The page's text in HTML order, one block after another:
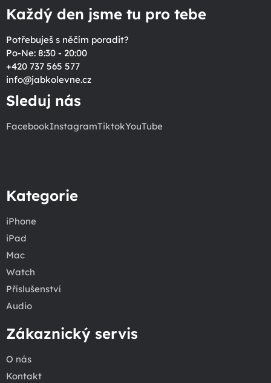
Každý den jsme tu pro tebe
Potřebuješ s něčím poradit?
Po-Ne: 8:30 - 20:00
+420 737 565 577
info@jabkolevne.cz
Sleduj nás
FacebookInstagramTiktokYouTube
Kategorie
iPhone
iPad
Mac
Watch
Příslušenství
Audio
Zákaznický servis
O nás
Kontakt